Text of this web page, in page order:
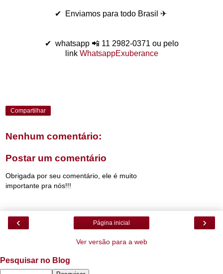
✔ Enviamos para todo Brasil ✈
✔ whatsapp 📲 11 2982-0371 ou pelo
link WhatsappExuberance
Compartilhar
Nenhum comentário:
Postar um comentário
Obrigada por seu comentário, ele é muito
importante pra nós!!!
‹ ›
Página inicial
Ver versão para a web
Pesquisar no Blog